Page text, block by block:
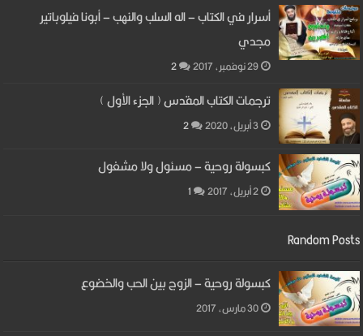
أسرار في الكتاب – اله السلب والنهب – أبونا فيلوباتير
مجدي
29 نوفمبر، 2017 2
ترجمات الكتاب المقدس ( الجزء الأول )
3 أبريل، 2020 2
كبسولة روحية – مسئول ولا مشغول
2 أبريل، 2017 1
Random Posts
كبسولة روحية – الزوج بين الحب والخضوع
30 مارس، 2017